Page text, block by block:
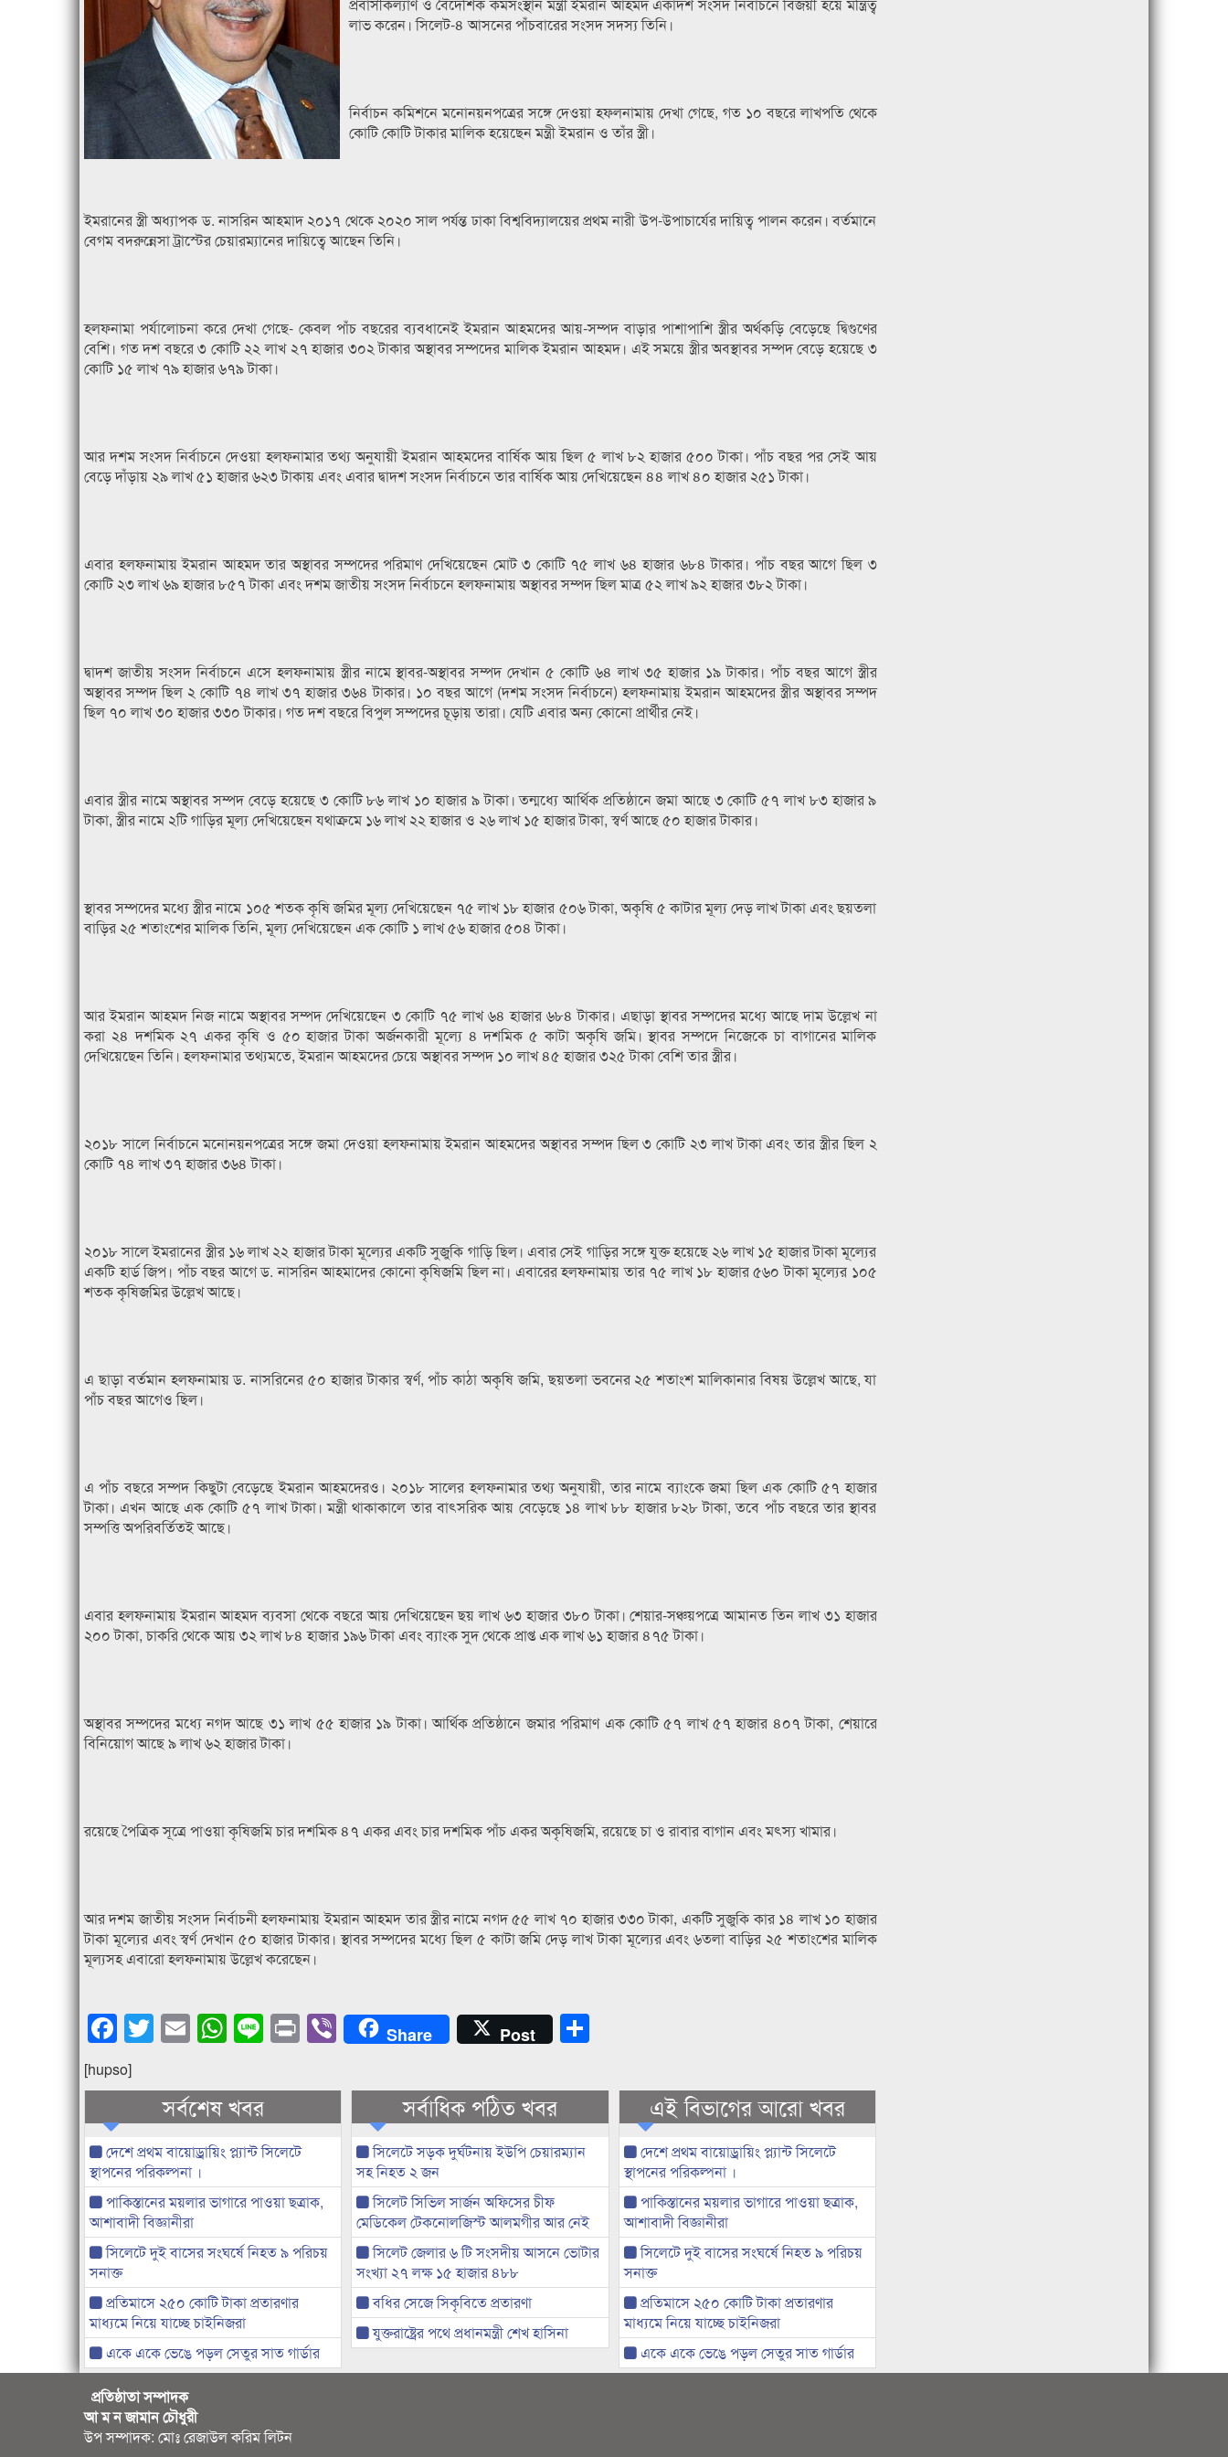
লাভ করেন। সিলেট-৪ আসনের পাঁচবারের সংসদ সদস্য তিনি।
নির্বাচন কমিশনে মনোনয়নপত্রের সঙ্গে দেওয়া হফলনামায় দেখা গেছে, গত ১০ বছরে লাখপতি থেকে
কোটি কোটি টাকার মালিক হয়েছেন মন্ত্রী ইমরান ও তাঁর স্ত্রী।
ইমরানের স্ত্রী অধ্যাপক ড. নাসরিন আহমাদ ২০১৭ থেকে ২০২০ সাল পর্যন্ত ঢাকা বিশ্ববিদ্যালয়ের প্রথম নারী উপ-উপাচার্যের দায়িত্ব পালন করেন। বর্তমানে
বেগম বদরুন্নেসা ট্রাস্টের চেয়ারম্যানের দায়িত্বে আছেন তিনি।
হলফনামা পর্যালোচনা করে দেখা গেছে- কেবল পাঁচ বছরের ব্যবধানেই ইমরান আহমদের আয়-সম্পদ বাড়ার পাশাপাশি স্ত্রীর অর্থকড়ি বেড়েছে দ্বিগুণের
বেশি। গত দশ বছরে ৩ কোটি ২২ লাখ ২৭ হাজার ৩০২ টাকার অস্থাবর সম্পদের মালিক ইমরান আহমদ। এই সময়ে স্ত্রীর অবস্থাবর সম্পদ বেড়ে হয়েছে ৩
কোটি ১৫ লাখ ৭৯ হাজার ৬৭৯ টাকা।
আর দশম সংসদ নির্বাচনে দেওয়া হলফনামার তথ্য অনুযায়ী ইমরান আহমদের বার্ষিক আয় ছিল ৫ লাখ ৮২ হাজার ৫০০ টাকা। পাঁচ বছর পর সেই আয়
বেড়ে দাঁড়ায় ২৯ লাখ ৫১ হাজার ৬২৩ টাকায় এবং এবার দ্বাদশ সংসদ নির্বাচনে তার বার্ষিক আয় দেখিয়েছেন ৪৪ লাখ ৪০ হাজার ২৫১ টাকা।
এবার হলফনামায় ইমরান আহমদ তার অস্থাবর সম্পদের পরিমাণ দেখিয়েছেন মোট ৩ কোটি ৭৫ লাখ ৬৪ হাজার ৬৮৪ টাকার। পাঁচ বছর আগে ছিল ৩
কোটি ২৩ লাখ ৬৯ হাজার ৮৫৭ টাকা এবং দশম জাতীয় সংসদ নির্বাচনে হলফনামায় অস্থাবর সম্পদ ছিল মাত্র ৫২ লাখ ৯২ হাজার ৩৮২ টাকা।
দ্বাদশ জাতীয় সংসদ নির্বাচনে এসে হলফনামায় স্ত্রীর নামে স্থাবর-অস্থাবর সম্পদ দেখান ৫ কোটি ৬৪ লাখ ৩৫ হাজার ১৯ টাকার। পাঁচ বছর আগে স্ত্রীর
অস্থাবর সম্পদ ছিল ২ কোটি ৭৪ লাখ ৩৭ হাজার ৩৬৪ টাকার। ১০ বছর আগে (দশম সংসদ নির্বাচনে) হলফনামায় ইমরান আহমদের স্ত্রীর অস্থাবর সম্পদ
ছিল ৭০ লাখ ৩০ হাজার ৩৩০ টাকার। গত দশ বছরে বিপুল সম্পদের চূড়ায় তারা। যেটি এবার অন্য কোনো প্রার্থীর নেই।
এবার স্ত্রীর নামে অস্থাবর সম্পদ বেড়ে হয়েছে ৩ কোটি ৮৬ লাখ ১০ হাজার ৯ টাকা। তন্মধ্যে আর্থিক প্রতিষ্ঠানে জমা আছে ৩ কোটি ৫৭ লাখ ৮৩ হাজার ৯
টাকা, স্ত্রীর নামে ২টি গাড়ির মূল্য দেখিয়েছেন যথাক্রমে ১৬ লাখ ২২ হাজার ও ২৬ লাখ ১৫ হাজার টাকা, স্বর্ণ আছে ৫০ হাজার টাকার।
স্থাবর সম্পদের মধ্যে স্ত্রীর নামে ১০৫ শতক কৃষি জমির মূল্য দেখিয়েছেন ৭৫ লাখ ১৮ হাজার ৫০৬ টাকা, অকৃষি ৫ কাটার মূল্য দেড় লাখ টাকা এবং ছয়তলা
বাড়ির ২৫ শতাংশের মালিক তিনি, মূল্য দেখিয়েছেন এক কোটি ১ লাখ ৫৬ হাজার ৫০৪ টাকা।
আর ইমরান আহমদ নিজ নামে অস্থাবর সম্পদ দেখিয়েছেন ৩ কোটি ৭৫ লাখ ৬৪ হাজার ৬৮৪ টাকার। এছাড়া স্থাবর সম্পদের মধ্যে আছে দাম উল্লেখ না
করা ২৪ দশমিক ২৭ একর কৃষি ও ৫০ হাজার টাকা অর্জনকারী মূল্যে ৪ দশমিক ৫ কাটা অকৃষি জমি। স্থাবর সম্পদে নিজেকে চা বাগানের মালিক
দেখিয়েছেন তিনি। হলফনামার তথ্যমতে, ইমরান আহমদের চেয়ে অস্থাবর সম্পদ ১০ লাখ ৪৫ হাজার ৩২৫ টাকা বেশি তার স্ত্রীর।
২০১৮ সালে নির্বাচনে মনোনয়নপত্রের সঙ্গে জমা দেওয়া হলফনামায় ইমরান আহমদের অস্থাবর সম্পদ ছিল ৩ কোটি ২৩ লাখ টাকা এবং তার স্ত্রীর ছিল ২
কোটি ৭৪ লাখ ৩৭ হাজার ৩৬৪ টাকা।
২০১৮ সালে ইমরানের স্ত্রীর ১৬ লাখ ২২ হাজার টাকা মূল্যের একটি সুজুকি গাড়ি ছিল। এবার সেই গাড়ির সঙ্গে যুক্ত হয়েছে ২৬ লাখ ১৫ হাজার টাকা মূল্যের
একটি হার্ড জিপ। পাঁচ বছর আগে ড. নাসরিন আহমাদের কোনো কৃষিজমি ছিল না। এবারের হলফনামায় তার ৭৫ লাখ ১৮ হাজার ৫৬০ টাকা মূল্যের ১০৫
শতক কৃষিজমির উল্লেখ আছে।
এ ছাড়া বর্তমান হলফনামায় ড. নাসরিনের ৫০ হাজার টাকার স্বর্ণ, পাঁচ কাঠা অকৃষি জমি, ছয়তলা ভবনের ২৫ শতাংশ মালিকানার বিষয় উল্লেখ আছে, যা
পাঁচ বছর আগেও ছিল।
এ পাঁচ বছরে সম্পদ কিছুটা বেড়েছে ইমরান আহমদেরও। ২০১৮ সালের হলফনামার তথ্য অনুযায়ী, তার নামে ব্যাংকে জমা ছিল এক কোটি ৫৭ হাজার
টাকা। এখন আছে এক কোটি ৫৭ লাখ টাকা। মন্ত্রী থাকাকালে তার বাৎসরিক আয় বেড়েছে ১৪ লাখ ৮৮ হাজার ৮২৮ টাকা, তবে পাঁচ বছরে তার স্থাবর
সম্পত্তি অপরিবর্তিতই আছে।
এবার হলফনামায় ইমরান আহমদ ব্যবসা থেকে বছরে আয় দেখিয়েছেন ছয় লাখ ৬৩ হাজার ৩৮০ টাকা। শেয়ার-সঞ্চয়পত্রে আমানত তিন লাখ ৩১ হাজার
২০০ টাকা, চাকরি থেকে আয় ৩২ লাখ ৮৪ হাজার ১৯৬ টাকা এবং ব্যাংক সুদ থেকে প্রাপ্ত এক লাখ ৬১ হাজার ৪৭৫ টাকা।
অস্থাবর সম্পদের মধ্যে নগদ আছে ৩১ লাখ ৫৫ হাজার ১৯ টাকা। আর্থিক প্রতিষ্ঠানে জমার পরিমাণ এক কোটি ৫৭ লাখ ৫৭ হাজার ৪০৭ টাকা, শেয়ারে
বিনিয়োগ আছে ৯ লাখ ৬২ হাজার টাকা।
রয়েছে পৈত্রিক সূত্রে পাওয়া কৃষিজমি চার দশমিক ৪৭ একর এবং চার দশমিক পাঁচ একর অকৃষিজমি, রয়েছে চা ও রাবার বাগান এবং মৎস্য খামার।
আর দশম জাতীয় সংসদ নির্বাচনী হলফনামায় ইমরান আহমদ তার স্ত্রীর নামে নগদ ৫৫ লাখ ৭০ হাজার ৩৩০ টাকা, একটি সুজুকি কার ১৪ লাখ ১০ হাজার
টাকা মূল্যের এবং স্বর্ণ দেখান ৫০ হাজার টাকার। স্থাবর সম্পদের মধ্যে ছিল ৫ কাটা জমি দেড় লাখ টাকা মূল্যের এবং ৬তলা বাড়ির ২৫ শতাংশের মালিক
মূল্যসহ এবারো হলফনামায় উল্লেখ করেছেন।
Facebook
Twitter
EmailWhatsApp
LinePrintViberShare Post
[hupso]
সর্বশেষ খবর
দেশে প্রথম বায়োড্রায়িং প্ল্যান্ট সিলেটে
স্থাপনের পরিকল্পনা ।
পাকিস্তানের ময়লার ভাগারে পাওয়া ছত্রাক,
আশাবাদী বিজ্ঞানীরা
সিলেটে দুই বাসের সংঘর্ষে নিহত ৯ পরিচয়
সনাক্ত
প্রতিমাসে ২৫০ কোটি টাকা প্রতারণার
মাধ্যমে নিয়ে যাচ্ছে চাইনিজরা
একে একে ভেঙে পড়ল সেতুর সাত গার্ডার
সর্বাধিক পঠিত খবর
সিলেটে সড়ক দুর্ঘটনায় ইউপি চেয়ারম্যান
সহ নিহত ২ জন
সিলেট সিভিল সার্জন অফিসের চীফ
মেডিকেল টেকনোলজিস্ট আলমগীর আর নেই
সিলেট জেলার ৬ টি সংসদীয় আসনে ভোটার
সংখ্যা ২৭ লক্ষ ১৫ হাজার ৪৮৮
বধির সেজে সিকৃবিতে প্রতারণা
যুক্তরাষ্ট্রের পথে প্রধানমন্ত্রী শেখ হাসিনা
এই বিভাগের আরো খবর
দেশে প্রথম বায়োড্রায়িং প্ল্যান্ট সিলেটে
স্থাপনের পরিকল্পনা ।
পাকিস্তানের ময়লার ভাগারে পাওয়া ছত্রাক,
আশাবাদী বিজ্ঞানীরা
সিলেটে দুই বাসের সংঘর্ষে নিহত ৯ পরিচয়
সনাক্ত
প্রতিমাসে ২৫০ কোটি টাকা প্রতারণার
মাধ্যমে নিয়ে যাচ্ছে চাইনিজরা
একে একে ভেঙে পড়ল সেতুর সাত গার্ডার
প্রতিষ্ঠাতা সম্পাদক
আ ম ন জামান চৌধুরী
উপ সম্পাদক: মোঃ রেজাউল করিম লিটন